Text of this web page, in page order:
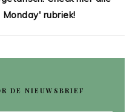
rubriek!
DE NIEUWSBRIEF